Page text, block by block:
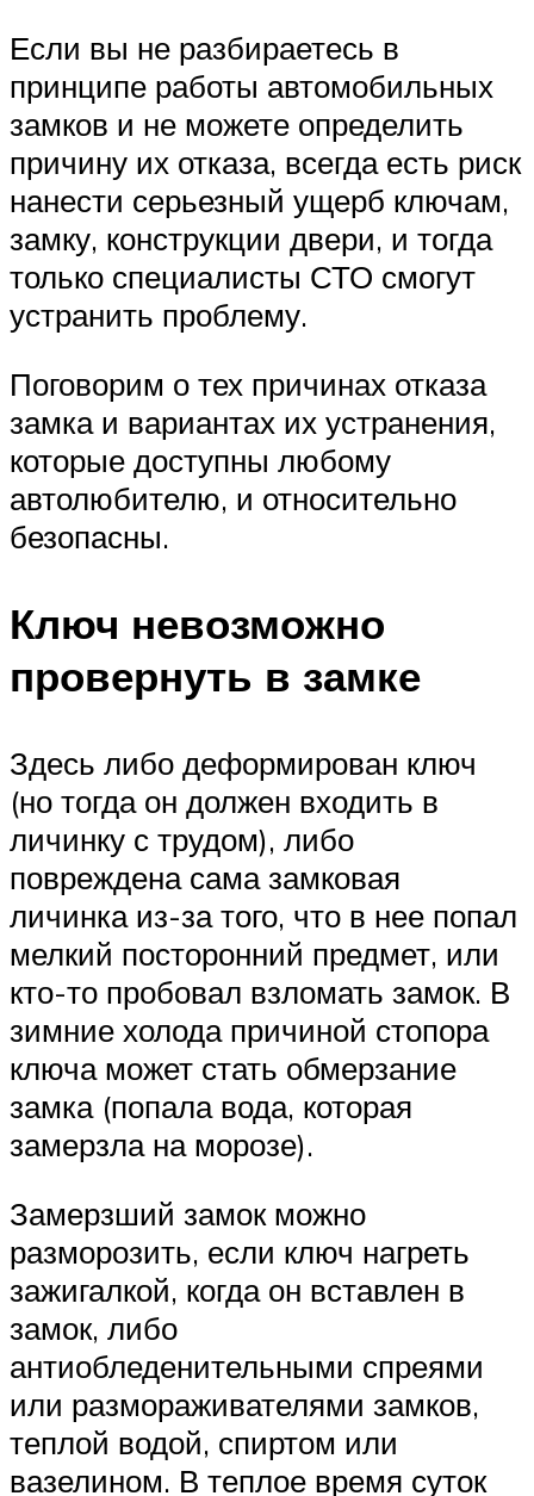
Если вы не разбираетесь в
принципе работы автомобильных
замков и не можете определить
причину их отказа, всегда есть риск
нанести серьезный ущерб ключам,
замку, конструкции двери, и тогда
только специалисты СТО смогут
устранить проблему.
Поговорим о тех причинах отказа
замка и вариантах их устранения,
которые доступны любому
автолюбителю, и относительно
безопасны.
Ключ невозможно
провернуть в замке
Здесь либо деформирован ключ
(но тогда он должен входить в
личинку с трудом), либо
повреждена сама замковая
личинка из-за того, что в нее попал
мелкий посторонний предмет, или
кто-то пробовал взломать замок. В
зимние холода причиной стопора
ключа может стать обмерзание
замка (попала вода, которая
замерзла на морозе).
Замерзший замок можно
разморозить, если ключ нагреть
зажигалкой, когда он вставлен в
замок, либо
антиобледенительными спреями
или размораживателями замков,
теплой водой, спиртом или
вазелином. В теплое время суток